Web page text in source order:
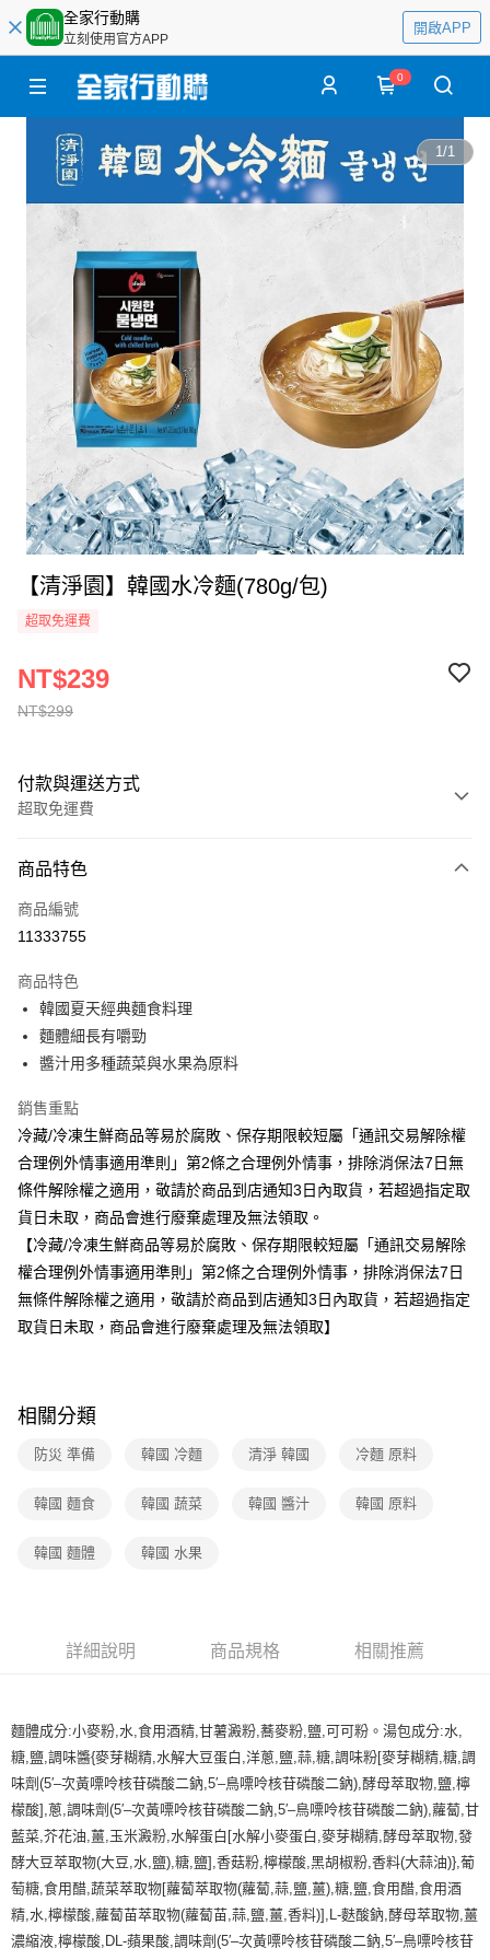
全家行動購
立刻使用官方APP
開啟APP
0
1/1
【清淨園】韓國水冷麵(780g/包)
超取免運費
NT$299
NT$239
付款與運送方式
超取免運費
全家線上支付
運送方式
冷藏-付款後全家取貨
免運費
商品特色
商品編號
11333755
商品特色
韓國夏天經典麵食料理
麵體細長有嚼勁
醬汁用多種蔬菜與水果為原料
銷售重點
冷藏/冷凍生鮮商品等易於腐敗、保存期限較短屬「通訊交易解除權
合理例外情事適用準則」第2條之合理例外情事，排除消保法7日無
條件解除權之適用，敬請於商品到店通知3日內取貨，若超過指定取
貨日未取，商品會進行廢棄處理及無法領取。
【冷藏/冷凍生鮮商品等易於腐敗、保存期限較短屬「通訊交易解除
權合理例外情事適用準則」第2條之合理例外情事，排除消保法7日
無條件解除權之適用，敬請於商品到店通知3日內取貨，若超過指定
取貨日未取，商品會進行廢棄處理及無法領取】
相關分類
防災 準備 韓國 冷麵 清淨 韓國 冷麵 原料
韓國 麵食 韓國 蔬菜 韓國 醬汁 韓國 原料
韓國 麵體 韓國 水果
詳細說明 商品規格 相關推薦
麵體成分:小麥粉,水,食用酒精,甘薯澱粉,蕎麥粉,鹽,可可粉。湯包成分:水,
糖,鹽,調味醬{麥芽糊精,水解大豆蛋白,洋蔥,鹽,蒜,糖,調味粉[麥芽糊精,糖,調
味劑(5′–次黃嘌呤核苷磷酸二鈉,5′–鳥嘌呤核苷磷酸二鈉),酵母萃取物,鹽,檸
檬酸],蔥,調味劑(5′–次黃嘌呤核苷磷酸二鈉,5′–鳥嘌呤核苷磷酸二鈉),蘿蔔,甘
藍菜,芥花油,薑,玉米澱粉,水解蛋白[水解小麥蛋白,麥芽糊精,酵母萃取物,發
酵大豆萃取物(大豆,水,鹽),糖,鹽],香菇粉,檸檬酸,黑胡椒粉,香料(大蒜油)},葡
萄糖,食用醋,蔬菜萃取物[蘿蔔萃取物(蘿蔔,蒜,鹽,薑),糖,鹽,食用醋,食用酒
精,水,檸檬酸,蘿蔔苗萃取物(蘿蔔苗,蒜,鹽,薑,香料)],L-麩酸鈉,酵母萃取物,薑
濃縮液,檸檬酸,DL-蘋果酸,調味劑(5′–次黃嘌呤核苷磷酸二鈉,5′–鳥嘌呤核苷